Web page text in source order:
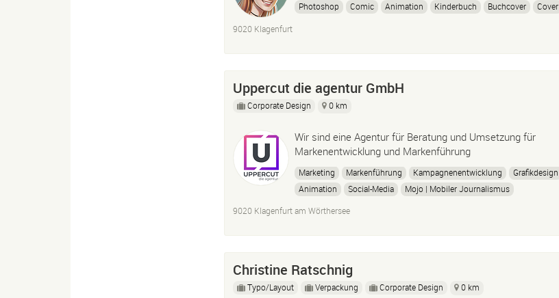
Photoshop
Comic Animation Kinderbuch Buchcover
Cover
9020 Klagenfurt
Uppercut die agentur GmbH
Corporate Design 0 km
Wir sind eine Agentur für Beratung und Umsetzung für
Markenentwicklung und Markenführung
Marketing Markenführung Kampagnenentwicklung
Grafikdesign
Animation
Social-Media
Mojo | Mobiler Journalismus
9020 Klagenfurt am Wörthersee
Christine Ratschnig
Typo/Layout Verpackung Corporate Design 0 km